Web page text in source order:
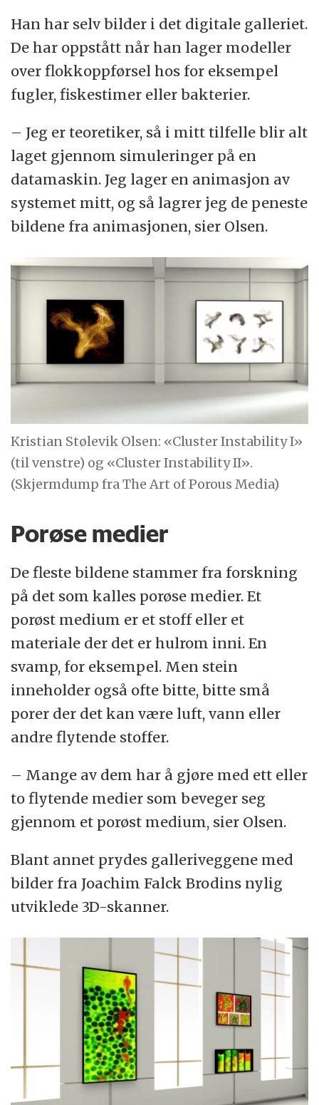
Han har selv bilder i det digitale galleriet.
De har oppstått når han lager modeller
over flokkoppførsel hos for eksempel
fugler, fiskestimer eller bakterier.
– Jeg er teoretiker, så i mitt tilfelle blir alt
laget gjennom simuleringer på en
datamaskin. Jeg lager en animasjon av
systemet mitt, og så lagrer jeg de peneste
bildene fra animasjonen, sier Olsen.
Kristian Stølevik Olsen: «Cluster Instability I»
(til venstre) og «Cluster Instability II».
(Skjermdump fra The Art of Porous Media)
Porøse medier
De fleste bildene stammer fra forskning
på det som kalles porøse medier. Et
porøst medium er et stoff eller et
materiale der det er hulrom inni. En
svamp, for eksempel. Men stein
inneholder også ofte bitte, bitte små
porer der det kan være luft, vann eller
andre flytende stoffer.
– Mange av dem har å gjøre med ett eller
to flytende medier som beveger seg
gjennom et porøst medium, sier Olsen.
Blant annet prydes galleriveggene med
bilder fra Joachim Falck Brodins nylig
utviklede 3D-skanner.